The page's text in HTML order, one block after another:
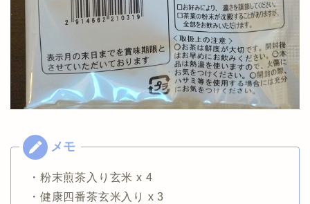
・粉末煎茶入り玄米 x 4
・健康四番茶玄米入り x 3